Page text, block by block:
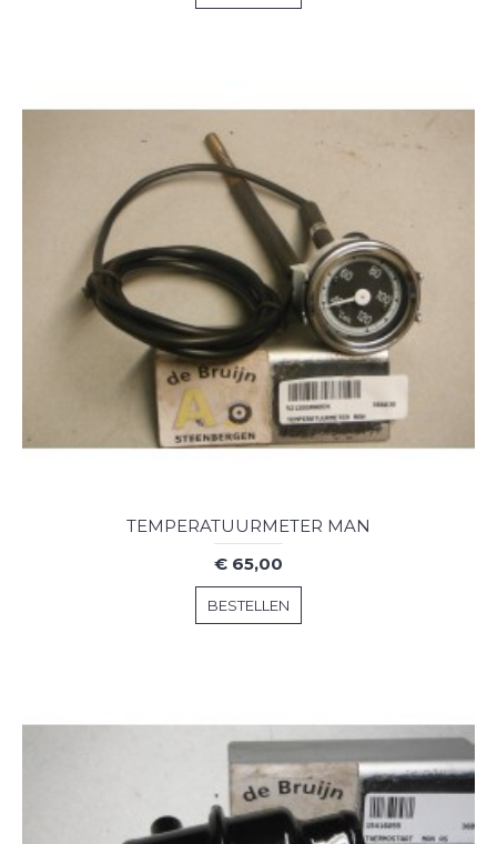
TEMPERATUURMETER MAN
€ 65,00
BESTELLEN